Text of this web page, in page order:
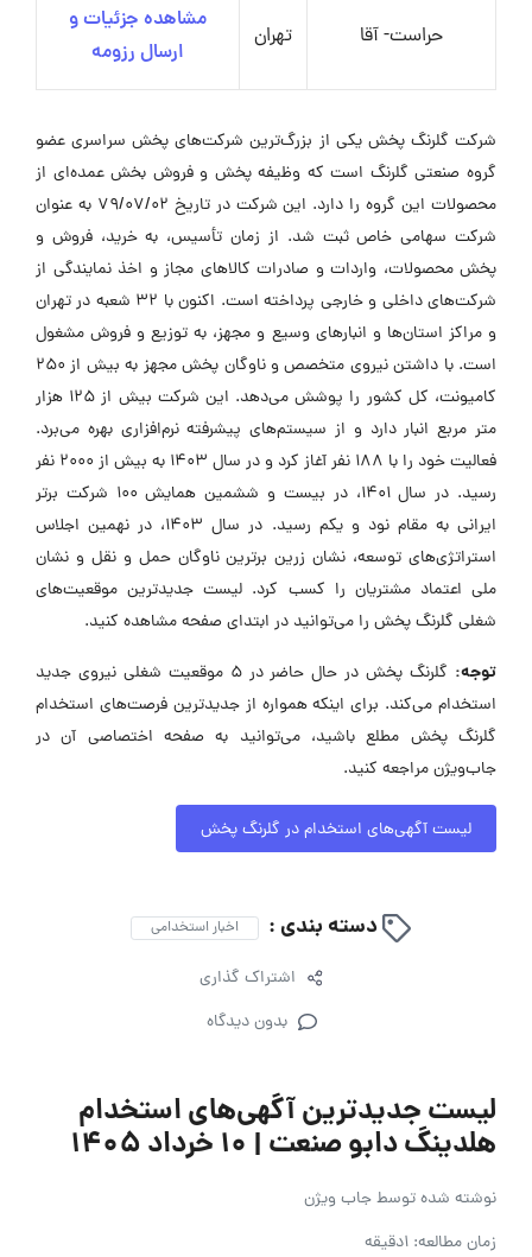
حراست- آقا تهران
مشاهده جزئیات و
ارسال رزومه
شرکت گلرنگ پخش یکی از بزرگ‌ترین شرکت‌های پخش سراسری عضو
گروه صنعتی گلرنگ است که وظیفه پخش و فروش بخش عمده‌ای از
محصولات این گروه را دارد. این شرکت در تاریخ 79/07/02 به عنوان
شرکت سهامی خاص ثبت شد. از زمان تأسیس، به خرید، فروش و
پخش محصولات، واردات و صادرات کالاهای مجاز و اخذ نمایندگی از
شرکت‌های داخلی و خارجی پرداخته است. اکنون با 32 شعبه در تهران
و مراکز استان‌ها و انبارهای وسیع و مجهز، به توزیع و فروش مشغول
است. با داشتن نیروی متخصص و ناوگان پخش مجهز به بیش از 250
کامیونت، کل کشور را پوشش می‌دهد. این شرکت بیش از 125 هزار
متر مربع انبار دارد و از سیستم‌های پیشرفته نرم‌افزاری بهره می‌برد.
فعالیت خود را با 188 نفر آغاز کرد و در سال 1403 به بیش از 2000 نفر
رسید. در سال 1401، در بیست و ششمین همایش 100 شرکت برتر
ایرانی به مقام نود و یکم رسید. در سال 1403، در نهمین اجلاس
استراتژی‌های توسعه، نشان زرین برترین ناوگان حمل و نقل و نشان
ملی اعتماد مشتریان را کسب کرد. لیست جدیدترین موقعیت‌های
شغلی گلرنگ پخش را می‌توانید در ابتدای صفحه مشاهده کنید.
توجه:
گلرنگ پخش در حال حاضر در ۵ موقعیت شغلی نیروی جدید
استخدام می‌کند. برای اینکه همواره از جدیدترین فرصت‌های استخدام
گلرنگ پخش مطلع باشید، می‌توانید به صفحه اختصاصی آن در
جاب‌ویژن مراجعه کنید.
لیست آگهی‌های استخدام در گلرنگ پخش
دسته بندی : اخبار استخدامی
اشتراک گذاری
بدون دیدگاه
لیست جدیدترین آگهی‌های استخدام
هلدینگ دابو صنعت | ۱۰ خرداد ۱۴۰۵
نوشته شده توسطجاب ویژن
زمان مطالعه: 1دقیقه